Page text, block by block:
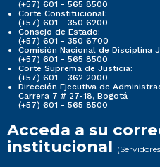
(+57) 601 - 565 8500
Corte Constitucional:
(+57) 601 - 350 6200
Consejo de Estado:
(+57) 601 - 350 6700
Comisión Nacional de Disciplina
(+57) 601 - 565 8500
Corte Suprema de Justicia:
(+57) 601 - 362 2000
Dirección Ejecutiva de
Carrera 7 # 27-18, Bogotá
(+57) 601 - 565 8500
Acceda a su
institucional